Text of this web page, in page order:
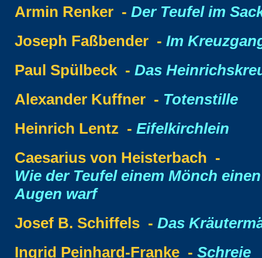
Armin Renker - Der Teufel im
Joseph Faßbender - Im
Paul Spülbeck - Das
Alexander Kuffner - Totenstille
Heinrich Lentz - Eifelkirchlein
Caesarius von Heisterbach -
Wie der Teufel einem Mönch
Augen warf
Josef B. Schiffels - Das
Ingrid Peinhard-Franke - Schreie